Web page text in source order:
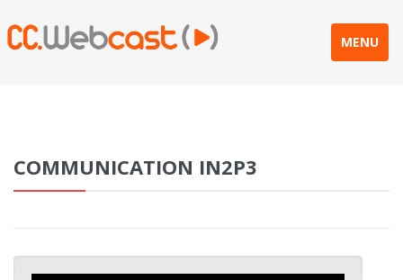
MENU
COMMUNICATION IN2P3